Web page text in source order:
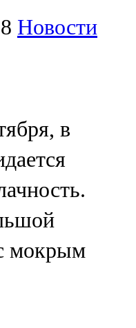
Новости
в
мокрым